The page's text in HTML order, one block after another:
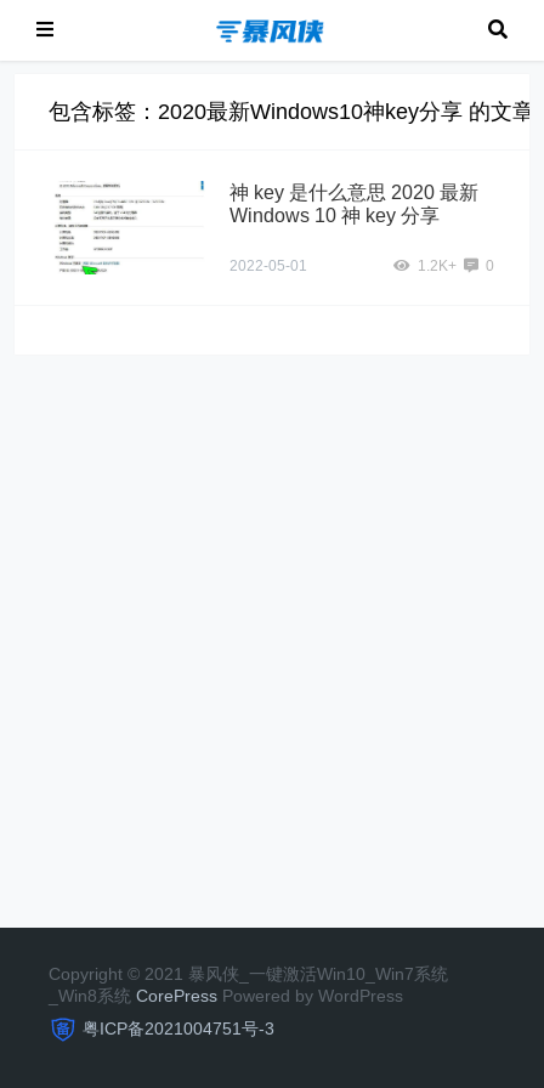
包含标签：2020最新Windows10神key分享 的文章
神 key 是什么意思 2020 最新
Windows 10 神 key 分享
2022-05-01 1.2K+ 0
Copyright © 2021 暴风侠_一键激活Win10_Win7系统
_Win8系统 CorePress Powered by WordPress
粤ICP备2021004751号-3